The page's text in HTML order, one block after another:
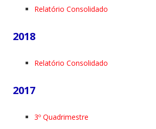
Relatório Consolidado
2018
Relatório Consolidado
2017
3º Quadrimestre